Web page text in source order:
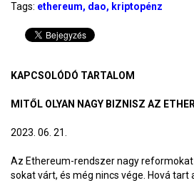
Tags: ethereum dao kriptopénz
KAPCSOLÓDÓ TARTALOM
MITŐL OLYAN NAGY BIZNISZ AZ
2023. 06. 21.
Az Ethereum-rendszer nagy
sokat várt, és még nincs vége. Hová tart